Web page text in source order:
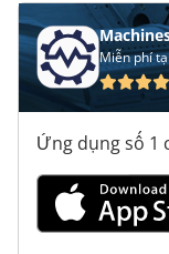
Miễn phí
Ứng dụng số 1